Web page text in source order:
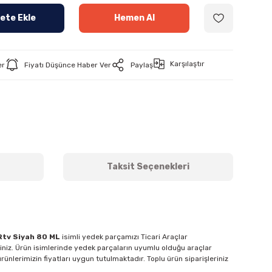
Ekle Hemen Al
Fiyatı Düşünce Haber Ver Paylaş Karşılaştır
Taksit Seçenekleri
Siyah 80 ML isimli yedek parçamızı Ticari Araçlar
Ürün isimlerinde yedek parçaların uyumlu olduğu araçlar
fiyatları uygun tutulmaktadır. Toplu ürün siparişleriniz